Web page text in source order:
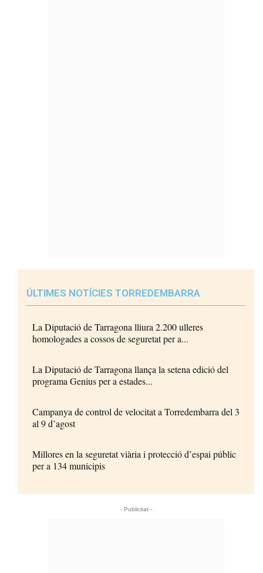
ÚLTIMES NOTÍCIES TORREDEMBARRA
La Diputació de Tarragona lliura 2.200 ulleres
homologades a cossos de seguretat per a...
La Diputació de Tarragona llança la setena edició del
programa Genius per a estades...
Campanya de control de velocitat a Torredembarra del 3
al 9 d’agost
Millores en la seguretat viària i protecció d’espai públic
per a 134 municipis
- Publicitat -